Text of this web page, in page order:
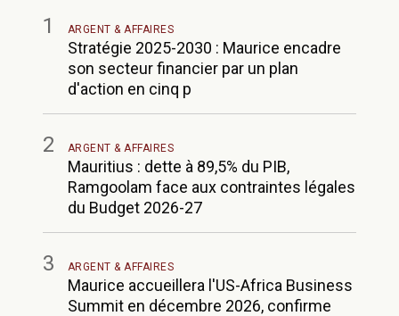
1 ARGENT & AFFAIRES
Stratégie 2025-2030 : Maurice encadre
son secteur financier par un plan
d'action en cinq p
2 ARGENT & AFFAIRES
Mauritius : dette à 89,5% du PIB,
Ramgoolam face aux contraintes légales
du Budget 2026-27
3 ARGENT & AFFAIRES
Maurice accueillera l'US-Africa Business
Summit en décembre 2026, confirme